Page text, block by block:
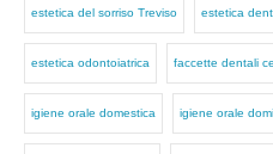
estetica del sorriso Treviso estetica
estetica odontoiatrica faccette dentali
igiene orale domestica igiene orale